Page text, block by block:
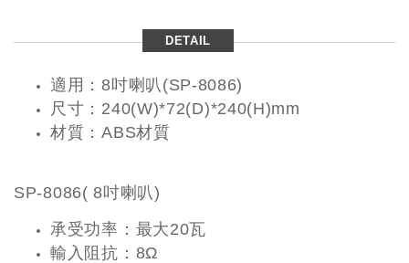
DETAIL
適用：8吋喇叭(SP-8086)
尺寸 ： 240(W)*72(D)*240(H)mm
材質 ：ABS材質
SP-8086( 8吋喇叭)
承受功率 ： 最大20瓦
輸入阻抗 ： 8Ω